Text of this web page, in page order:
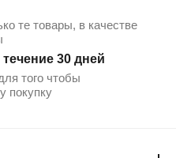
те товары, в качестве
30 дней
того чтобы
покупку